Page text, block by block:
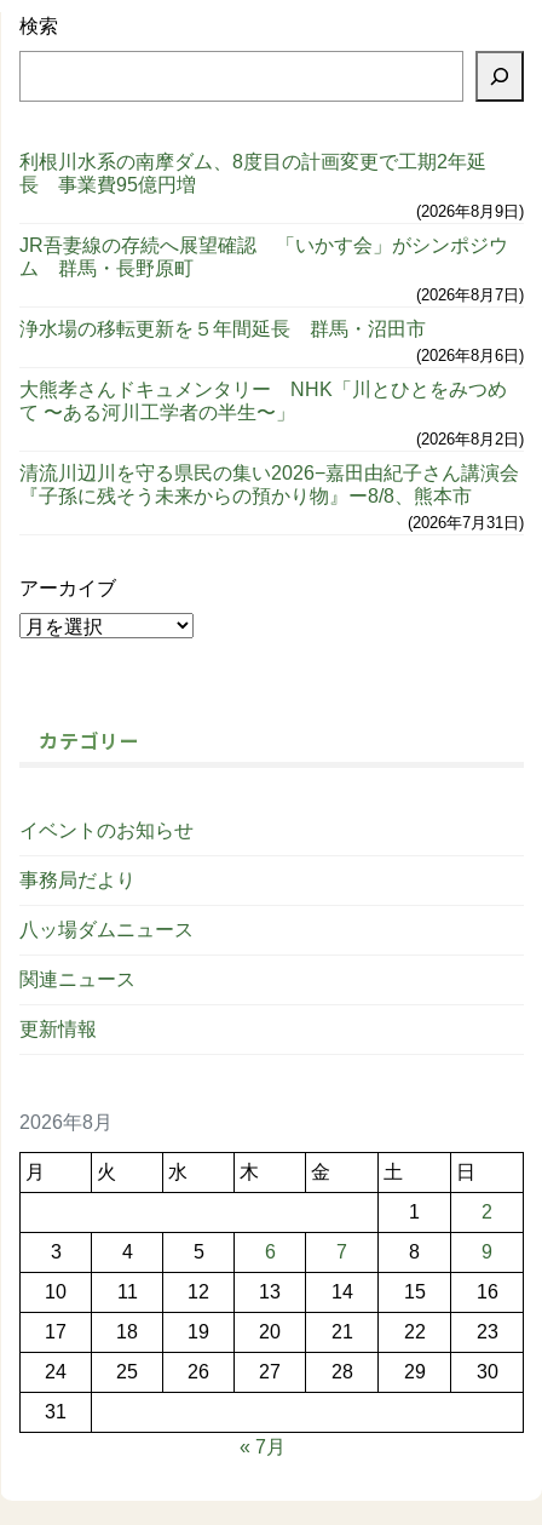
検索
利根川水系の南摩ダム、8度目の計画変更で工期2年延
長 事業費95億円増
2026年8月9日
JR吾妻線の存続へ展望確認 「いかす会」がシンポジウ
ム 群馬・長野原町
2026年8月7日
浄水場の移転更新を５年間延長 群馬・沼田市
2026年8月6日
大熊孝さんドキュメンタリー NHK「川とひとをみつめ
て 〜ある河川工学者の半生〜」
2026年8月2日
清流川辺川を守る県民の集い2026−嘉田由紀子さん講演会
『子孫に残そう未来からの預かり物』ー8/8、熊本市
2026年7月31日
アーカイブ
カテゴリー
イベントのお知らせ
事務局だより
八ッ場ダムニュース
関連ニュース
更新情報
2026年8月
月 火 水 木 金 土
日
1
2
3
4 5 6 7 8
9
10
11 12 13 14 15
16
17
18 19 20 21 22
23
24
25 26 27 28 29
30
31
« 7月